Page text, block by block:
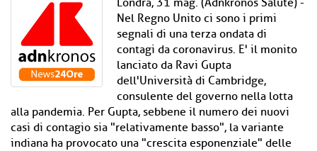
Londra, 31 mag. (Adnkronos Salute) -
Nel Regno Unito ci sono i primi
segnali di una terza ondata di
contagi da coronavirus. E' il monito
lanciato da Ravi Gupta
dell'Università di Cambridge,
consulente del governo nella lotta
alla pandemia. Per Gupta, sebbene il numero dei nuovi
casi di contagio sia "relativamente basso", la variante
indiana ha provocato una "crescita esponenziale" delle